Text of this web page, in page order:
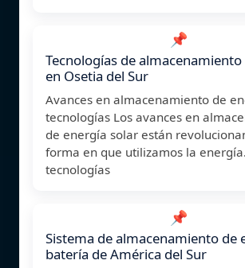
📌
Tecnologías de
en Osetia del Sur
Avances en almacenamiento de
tecnologías Los avances en
de energía solar están
forma en que utilizamos la
tecnologías
📌
Sistema de almacenamiento de
batería de América del Sur